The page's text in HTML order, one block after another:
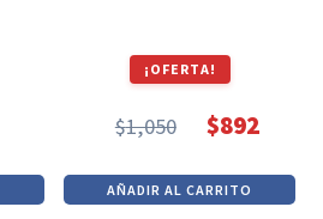
¡OFERTA!
$1,050
precio
original
$892
precio
actual
AÑADIR AL CARRITO